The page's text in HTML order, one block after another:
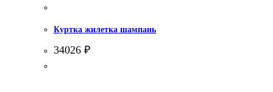
Куртка жилетка шампань
34026 ₽